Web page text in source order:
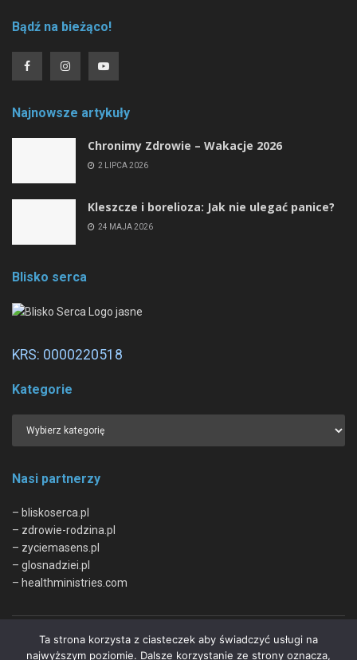
Bądź na bieżąco!
Najnowsze artykuły
Chronimy Zdrowie ­– Wakacje 2026
2 LIPCA 2026
Kleszcze i borelioza: Jak nie ulegać panice?
24 MAJA 2026
Blisko serca
KRS: 0000220518
Kategorie
Nasi partnerzy
– bliskoserca.pl
– zdrowie-rodzina.pl
– zyciemasens.pl
– glosnadziei.pl
– healthministries.com
O nas Kontakt Regulamin Polityka Prywatności
Ta strona korzysta z ciasteczek aby świadczyć usługi na
najwyższym poziomie. Dalsze korzystanie ze strony oznacza,